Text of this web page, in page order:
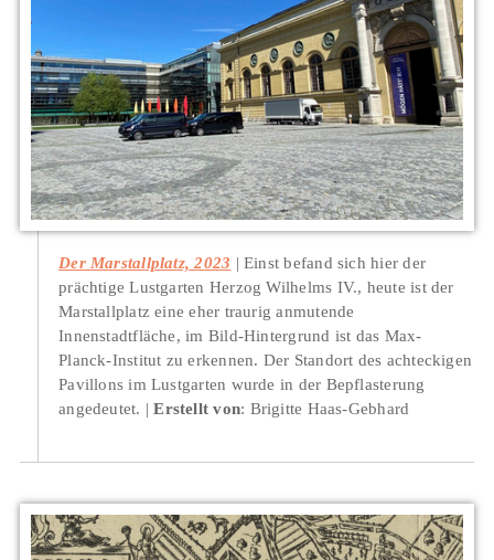
Der Marstallplatz, 2023
Einst befand sich hier der
prächtige Lustgarten Herzog Wilhelms IV., heute ist der
Marstallplatz eine eher traurig anmutende
Innenstadtfläche, im Bild-Hintergrund ist das Max-
Planck-Institut zu erkennen. Der Standort des achteckigen
Pavillons im Lustgarten wurde in der Bepflasterung
angedeutet.
Erstellt von: Brigitte Haas-Gebhard